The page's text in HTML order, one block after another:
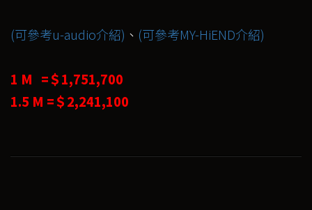
(可參考u-audio介紹) 、 (可參考MY-HiEND介紹)
1 M =＄1,751,700
1.5 M =＄2,241,100